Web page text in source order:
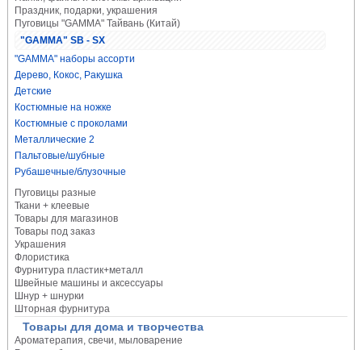
Праздник, подарки, украшения
Пуговицы "GAMMA" Тайвань (Китай)
"GAMMA" SB - SX
"GAMMA" наборы ассорти
Дерево, Кокос, Ракушка
Детские
Костюмные на ножке
Костюмные с проколами
Металлические 2
Пальтовые/шубные
Рубашечные/блузочные
Пуговицы разные
Ткани + клеевые
Товары для магазинов
Товары под заказ
Украшения
Флористика
Фурнитура пластик+металл
Швейные машины и аксессуары
Шнур + шнурки
Шторная фурнитура
Товары для дома и творчества
Ароматерапия, свечи, мыловарение